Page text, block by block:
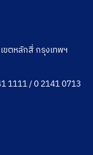
ตหลักสี่ กรุงเทพฯ
1111 / 0 2141 0713